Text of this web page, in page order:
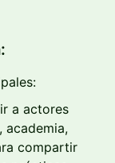
a actores
academia,
compartir